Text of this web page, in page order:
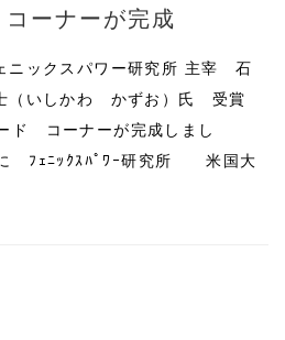
ーナーが完成
ニックスパワー研究所 主宰 石
（いしかわ かずお）氏 受賞
ド コーナーが完成しまし
ﾌｪﾆｯｸｽﾊﾟﾜｰ研究所 米国大